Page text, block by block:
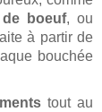
de boeuf, ou
à partir de
bouchée
tout au